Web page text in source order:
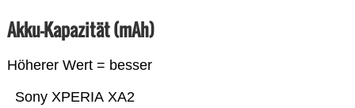
Akku-Kapazität (mAh)
Höherer Wert = besser
Sony XPERIA XA2